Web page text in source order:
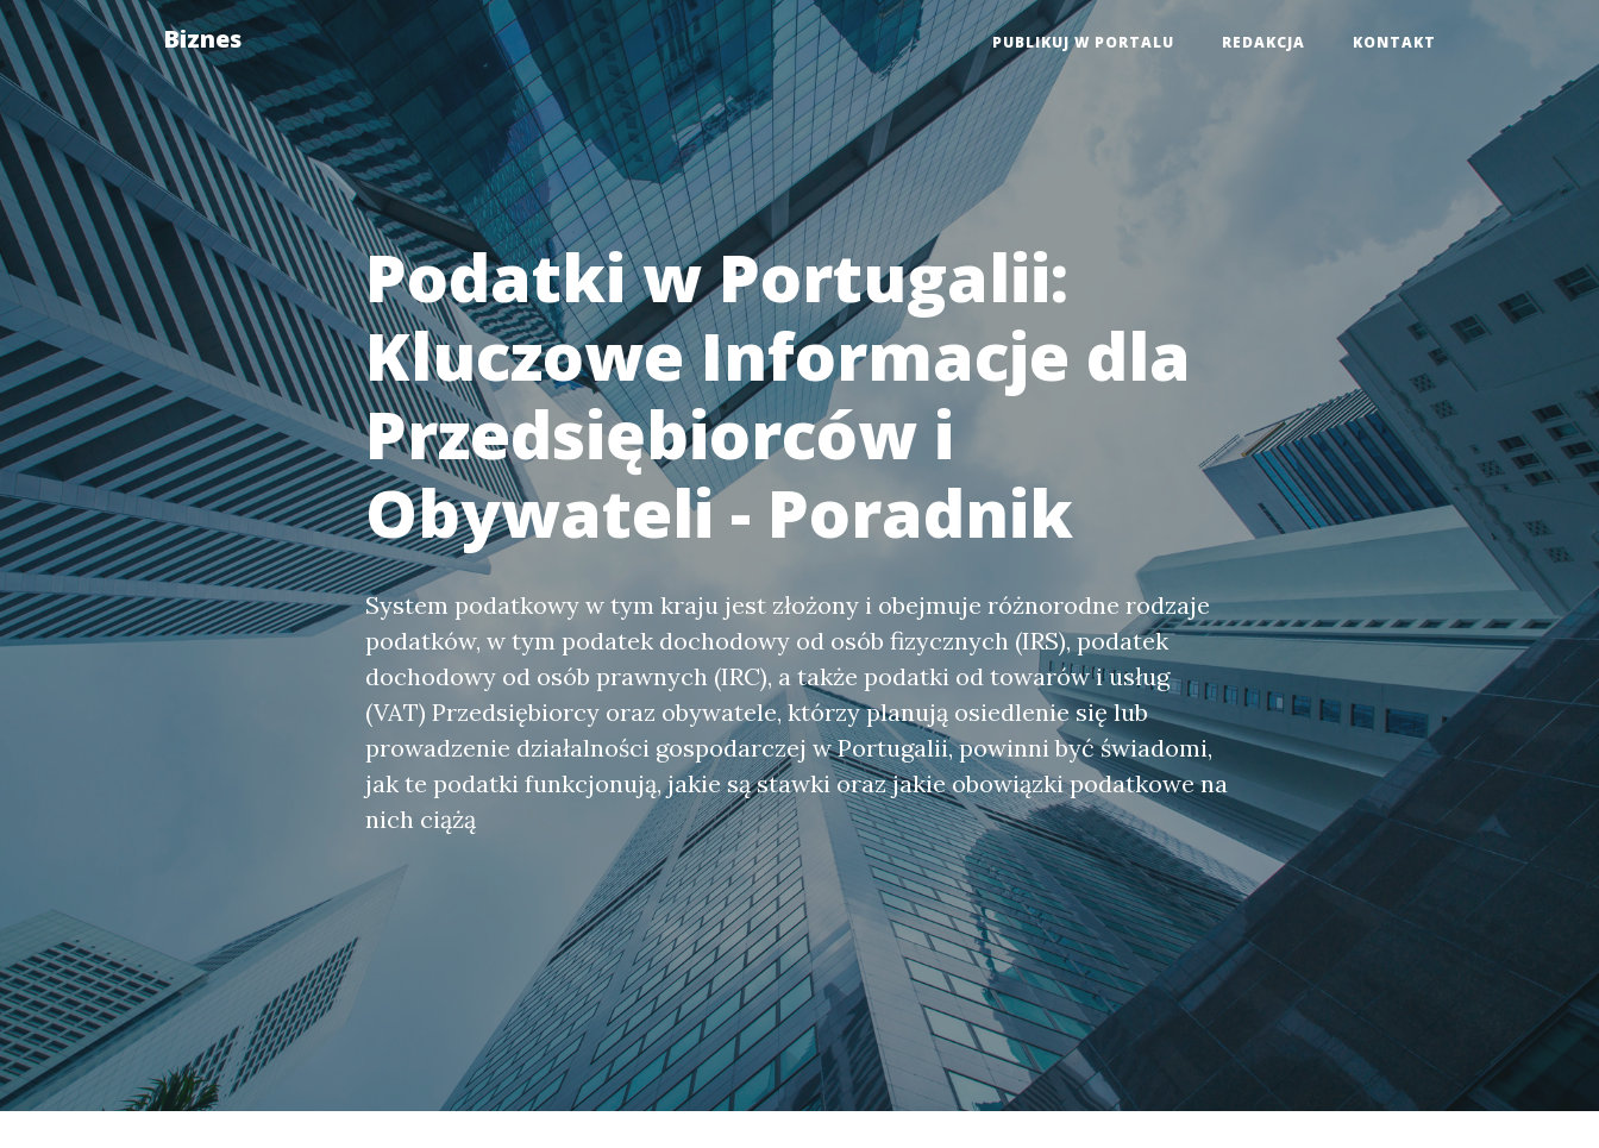
Biznes PUBLIKUJ W PORTALU REDAKCJA KONTAKT
Podatki w Portugalii:
Kluczowe Informacje dla
Przedsiębiorców i
Obywateli - Poradnik
System podatkowy w tym kraju jest złożony i obejmuje różnorodne rodzaje
podatków, w tym podatek dochodowy od osób fizycznych (IRS), podatek
dochodowy od osób prawnych (IRC), a także podatki od towarów i usług
(VAT) Przedsiębiorcy oraz obywatele, którzy planują osiedlenie się lub
prowadzenie działalności gospodarczej w Portugalii, powinni być świadomi,
jak te podatki funkcjonują, jakie są stawki oraz jakie obowiązki podatkowe na
nich ciążą